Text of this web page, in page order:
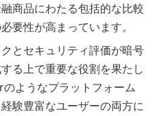
商品にわたる包括的な比較
要性が高まっています。
とセキュリティ評価が暗号
る上で重要な役割を果たし
ようなプラットフォーム
験豊富なユーザーの両方に